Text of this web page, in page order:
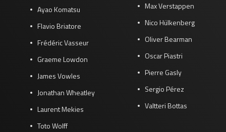
Ayao Komatsu
Flavio Briatore
Frédéric Vasseur
Graeme Lowdon
James Vowles
Jonathan Wheatley
Laurent Mekies
Toto Wolff
Max Verstappen
Nico Hülkenberg
Oliver Bearman
Oscar Piastri
Pierre Gasly
Sergio Pérez
Valtteri Bottas